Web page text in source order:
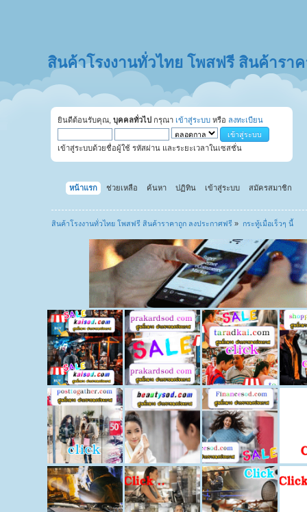
สินค้าโรงงานทั่วไทย โพสฟรี สินค้ารา
ยินดีต้อนรับคุณ, บุคคลทั่วไป กรุณา เข้าสู่ระบบ หรือ ลงทะเบียน
เข้าสู่ระบบด้วยชื่อผู้ใช้ รหัสผ่าน และระยะเวลาในเซสชั่น
หน้าแรก ช่วยเหลือ ค้นหา ปฏิทิน เข้าสู่ระบบ สมัครสมาชิก
สินค้าโรงงานทั่วไทย โพสฟรี สินค้าราคาถูก ลงประกาศฟรี » กระทู้เมื่อเร็วๆ นี้